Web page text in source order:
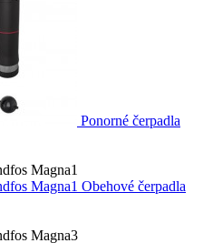
Ponorné čerpadla
Obehové čerpadla